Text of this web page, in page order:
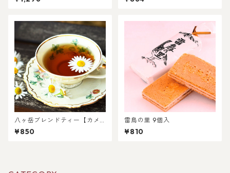
八ヶ岳ブレンドティー【カメ
リアニコティー】
¥850
雷鳥の里 9個入
¥810